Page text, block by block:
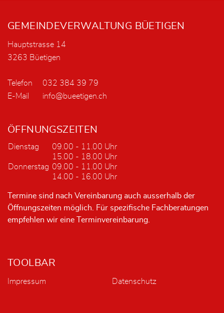
Fusszeile
GEMEINDEVERWALTUNG BÜETIGEN
Hauptstrasse 14
3263 Büetigen
Telefon
032 384 39 79
E-Mail
info@bueetigen.ch
ÖFFNUNGSZEITEN
Dienstag
09.00 - 11.00 Uhr
15.00 - 18.00 Uhr
Donnerstag 09.00 - 11.00 Uhr
14.00 - 16.00 Uhr
Termine sind nach Vereinbarung auch ausserhalb der
Öffnungszeiten möglich. Für spezifische Fachberatungen
empfehlen wir eine Terminvereinbarung.
TOOLBAR
Impressum Datenschutz